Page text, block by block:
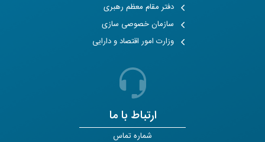
دفتر مقام معظم رهبری
سازمان خصوصی سازی
وزارت امور اقتصاد و دارایی
ارتباط با ما
شماره تماس